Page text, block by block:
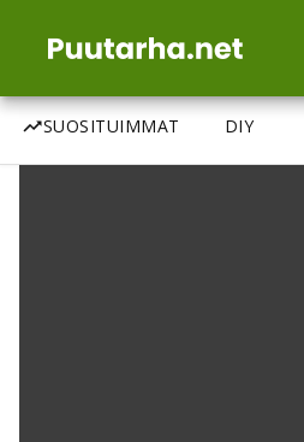
SUOSITUIMMAT DIY